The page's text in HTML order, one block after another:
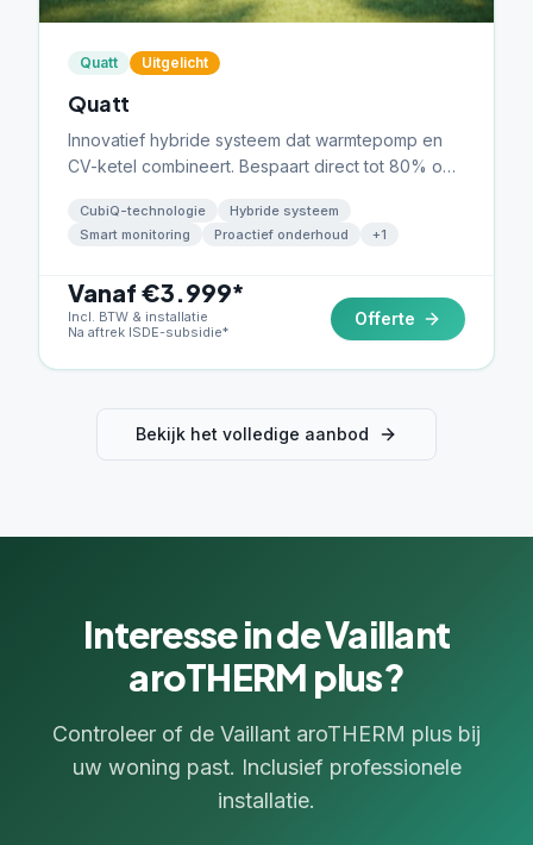
Quatt Uitgelicht
Quatt
Innovatief hybride systeem dat warmtepomp en
CV-ketel combineert. Bespaart direct tot 80% op
CubiQ-technologie
Hybride systeem
Smart monitoring
Proactief onderhoud +1
Vanaf €3.999*
Incl. BTW & installatie
Na aftrek ISDE-subsidie*
Offerte
Bekijk het volledige aanbod
Interesse in deVaillant
aroTHERM plus?
Controleer of de Vaillant aroTHERM plus bij
uw woning past. Inclusief professionele
installatie.